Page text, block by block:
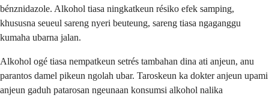
bénznidazole. Alkohol tiasa ningkatkeun résiko efek samping,
khususna seueul sareng nyeri beuteung, sareng tiasa ngaganggu
kumaha ubarna jalan.
Alkohol ogé tiasa nempatkeun setrés tambahan dina ati anjeun, anu
parantos damel pikeun ngolah ubar. Taroskeun ka dokter anjeun upami
anjeun gaduh patarosan ngeunaan konsumsi alkohol nalika